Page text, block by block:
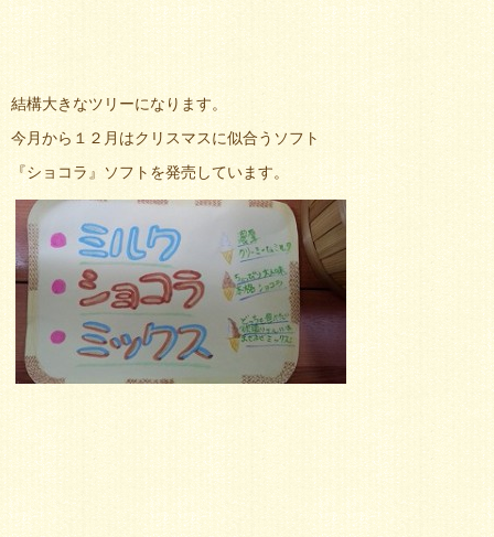
結構大きなツリーになります。
今月から１２月はクリスマスに似合うソフト
『ショコラ』ソフトを発売しています。